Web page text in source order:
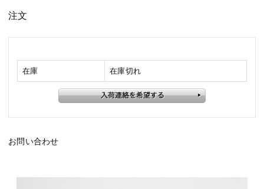
注文
在庫 在庫切れ
お問い合わせ